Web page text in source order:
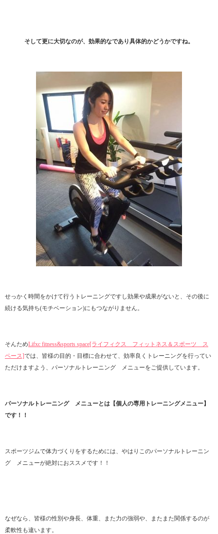
そして更に大切なのが、効果的なであり具体的かどうかですね。
せっかく時間をかけて行うトレーニングですし効果や成果がないと、その後に
続ける気持ち(モチベーション)にもつながりません。
そんためLifxc fitness&sports space[ライフィクス フィットネス＆スポーツ ス
ペース]では、皆様の目的・目標に合わせて、効率良くトレーニングを行ってい
ただけますよう、パーソナルトレーニング メニューをご提供しています。
パーソナルトレーニング メニューとは【個人の専用トレーニングメニュー】
です！！
スポーツジムで体力づくりをするためには、やはりこのパーソナルトレーニン
グ メニューが絶対におススメです！！
なぜなら、皆様の性別や身長、体重、また力の強弱や、またまた関係するのが
柔軟性も違います。